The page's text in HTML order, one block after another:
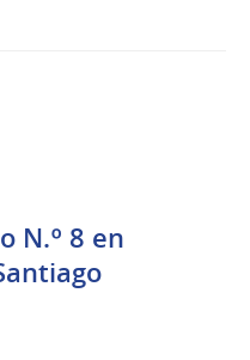
N.º 8 en